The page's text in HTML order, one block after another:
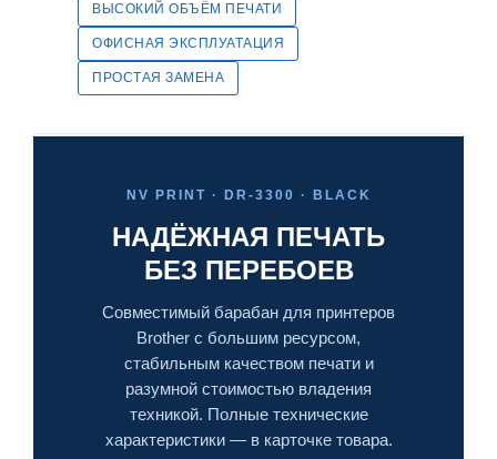
ВЫСОКИЙ ОБЪЁМ ПЕЧАТИ
ОФИСНАЯ ЭКСПЛУАТАЦИЯ
ПРОСТАЯ ЗАМЕНА
NV PRINT · DR-3300 · BLACK
НАДЁЖНАЯ ПЕЧАТЬ
БЕЗ ПЕРЕБОЕВ
Совместимый барабан для принтеров
Brother с большим ресурсом,
стабильным качеством печати и
разумной стоимостью владения
техникой. Полные технические
характеристики — в карточке товара.